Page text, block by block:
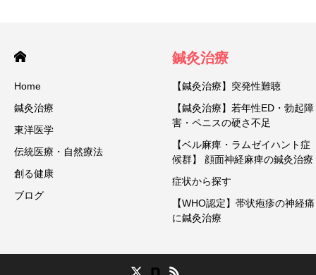
Home
鍼灸治療
東洋医学
伝統医療・自然療法
創る健康
ブログ
鍼灸治療
【鍼灸治療】突発性難聴
【鍼灸治療】若年性ED・勃起障
害・ペニスの硬さ不足
【ベル麻痺・ラムゼイハント症
候群】 顔面神経麻痺の鍼灸治療
症状から探す
【WHO認定】帯状疱疹の神経痛
に鍼灸治療